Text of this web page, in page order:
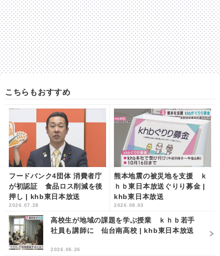
こちらもおすすめ
フードバンク4団体 消費者庁
が初認証 食品ロス削減を後
押し | khb東日本放送
2026.07.28
熊本地震の被災地を支援 ｋ
ｈｂ東日本放送ぐりり募金 |
khb東日本放送
2026.08.03
高校生が地域の課題を学ぶ授業 ｋｈｂ若手
社員も講師に 仙台南高校 | khb東日本放送
2026.06.26